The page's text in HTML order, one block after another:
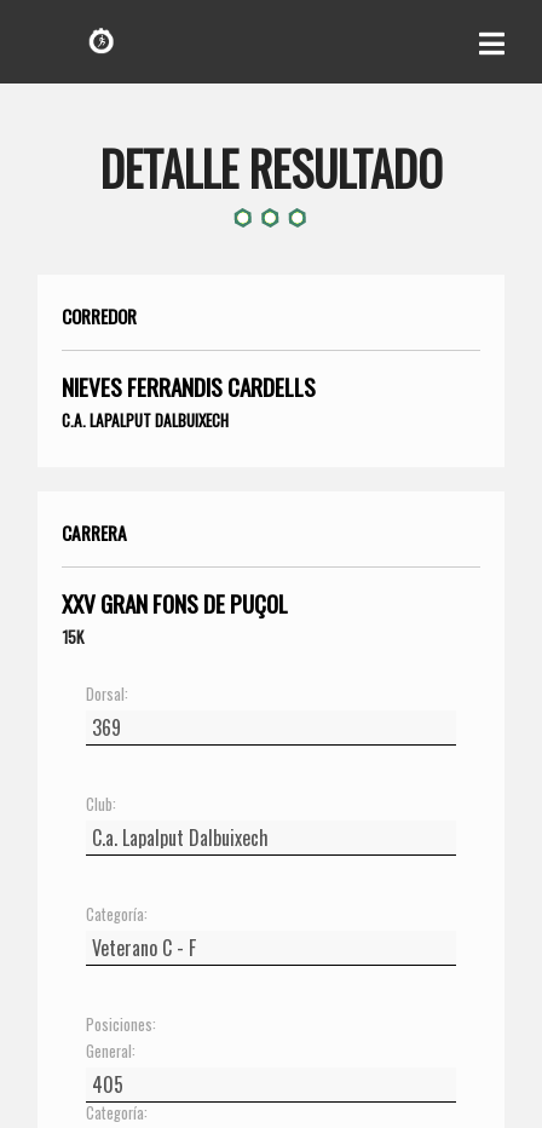
DETALLE RESULTADO
CORREDOR
NIEVES FERRANDIS CARDELLS
C.A. LAPALPUT DALBUIXECH
CARRERA
XXV GRAN FONS DE PUÇOL
15K
Dorsal:
Club:
Categoría:
Posiciones:
General:
Categoría: